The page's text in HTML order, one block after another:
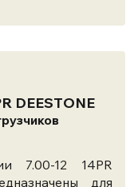
DEESTONE
7.00-12 14PR
для